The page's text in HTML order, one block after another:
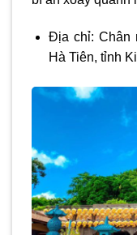
Địa chỉ: Chân
Hà Tiên, tỉnh